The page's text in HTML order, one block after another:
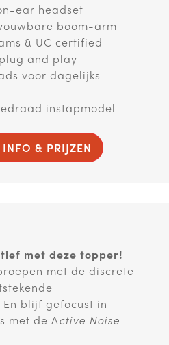
ear headset
boom-arm
& UC certified
and play
voor dagelijks
instapmodel
& PRIJZEN
met deze topper!
met de discrete
blijf gefocust in
met de Active Noise